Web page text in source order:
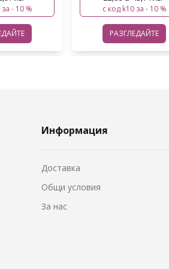
за - 10 %
с код k10 за - 10 %
РАЗГЛЕДАЙТЕ
Информация
Доставка
Общи условия
За нас